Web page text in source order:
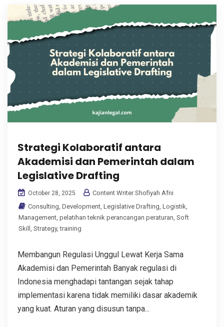
Strategi Kolaboratif antara
Akademisi dan Pemerintah dalam
Legislative Drafting
October 28, 2025
Content Writer Shofiyah Afni
Consulting, Development, Legislative Drafting, Logistik,
Management, pelatihan teknik perancangan peraturan, Soft
Skill , Strategy,training
Membangun Regulasi Unggul Lewat Kerja Sama
Akademisi dan Pemerintah Banyak regulasi di
Indonesia menghadapi tantangan sejak tahap
implementasi karena tidak memiliki dasar akademik
yang kuat. Aturan yang disusun tanpa...